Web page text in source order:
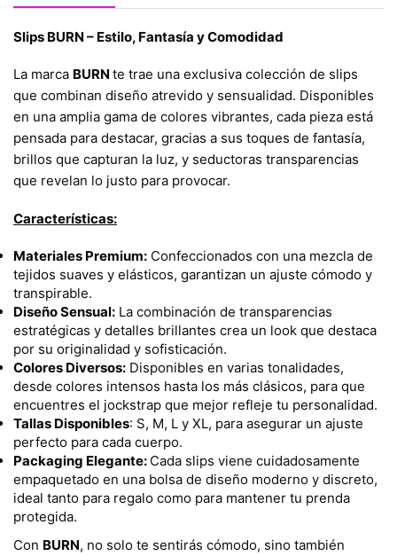
Slips BURN – Estilo, Fantasía y Comodidad
La marca BURN te trae una exclusiva colección de slips
que combinan diseño atrevido y sensualidad. Disponibles
en una amplia gama de colores vibrantes, cada pieza está
pensada para destacar, gracias a sus toques de fantasía,
brillos que capturan la luz, y seductoras transparencias
que revelan lo justo para provocar.
Características:
Materiales Premium: Confeccionados con una mezcla de
tejidos suaves y elásticos, garantizan un ajuste cómodo y
transpirable.
Diseño Sensual: La combinación de transparencias
estratégicas y detalles brillantes crea un look que destaca
por su originalidad y sofisticación.
Colores Diversos: Disponibles en varias tonalidades,
desde colores intensos hasta los más clásicos, para que
encuentres el jockstrap que mejor refleje tu personalidad.
Tallas Disponibles: S, M, L y XL, para asegurar un ajuste
perfecto para cada cuerpo.
Packaging Elegante: Cada slips viene cuidadosamente
empaquetado en una bolsa de diseño moderno y discreto,
ideal tanto para regalo como para mantener tu prenda
protegida.
Con BURN, no solo te sentirás cómodo, sino también